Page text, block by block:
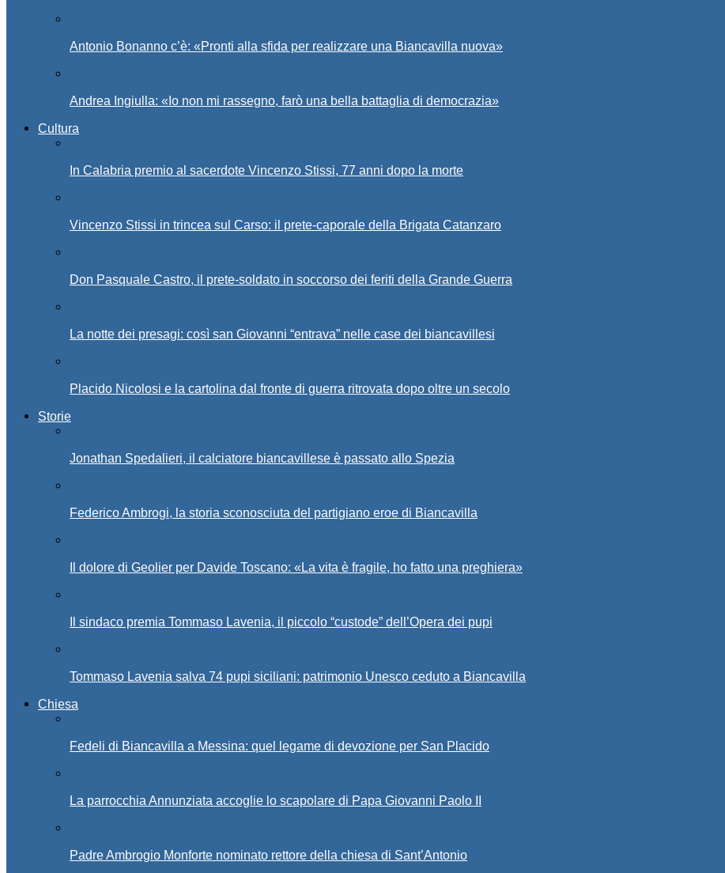
Antonio Bonanno c’è: «Pronti alla sfida per realizzare una Biancavilla nuova»
Andrea Ingiulla: «Io non mi rassegno, farò una bella battaglia di democrazia»
Cultura
In Calabria premio al sacerdote Vincenzo Stissi, 77 anni dopo la morte
Vincenzo Stissi in trincea sul Carso: il prete-caporale della Brigata Catanzaro
Don Pasquale Castro, il prete-soldato in soccorso dei feriti della Grande Guerra
La notte dei presagi: così san Giovanni “entrava” nelle case dei biancavillesi
Placido Nicolosi e la cartolina dal fronte di guerra ritrovata dopo oltre un secolo
Storie
Jonathan Spedalieri, il calciatore biancavillese è passato allo Spezia
Federico Ambrogi, la storia sconosciuta del partigiano eroe di Biancavilla
Il dolore di Geolier per Davide Toscano: «La vita è fragile, ho fatto una preghiera»
Il sindaco premia Tommaso Lavenia, il piccolo “custode” dell’Opera dei pupi
Tommaso Lavenia salva 74 pupi siciliani: patrimonio Unesco ceduto a Biancavilla
Chiesa
Fedeli di Biancavilla a Messina: quel legame di devozione per San Placido
La parrocchia Annunziata accoglie lo scapolare di Papa Giovanni Paolo II
Padre Ambrogio Monforte nominato rettore della chiesa di Sant’Antonio